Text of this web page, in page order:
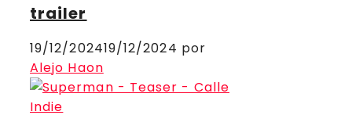
trailer
19/12/202419/12/2024 por
Alejo Haon